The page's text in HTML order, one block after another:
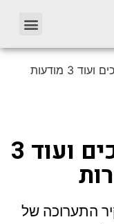
תחרות פרוג: 3 הזוכים ועוד 3 מודעות
תחרות פרוג: 3 הזוכים ועוד 3
את קיר התערוכה של